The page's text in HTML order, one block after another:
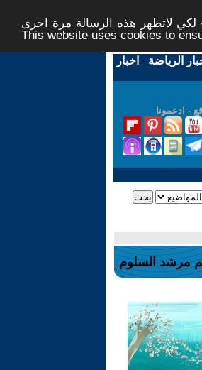
لاتظهر هذه الرسالة مرة اخرى -
This website uses cookies to
الرياضة - اخبار
- ادعمونا
مرشد السلوم